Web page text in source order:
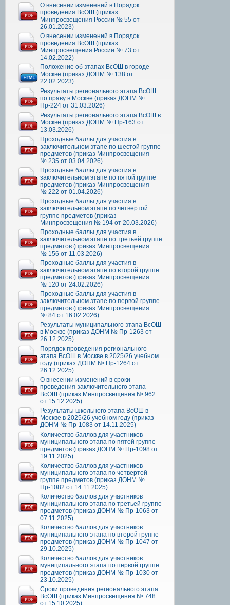
О внесении изменений в Порядок
проведения ВсОШ (приказ
Минпросвещения России № 55 от
26.01.2023)
О внесении изменений в Порядок
проведения ВсОШ (приказ
Минпросвещения России № 73 от
14.02.2022)
Положение об этапах ВсОШ в городе
Москве (приказ ДОНМ № 138 от
22.02.2023)
Результаты регионального этапа ВсОШ
по праву в Москве (приказ ДОНМ №
Пр-224 от 31.03.2026)
Результаты регионального этапа ВсОШ в
Москве (приказ ДОНМ № Пр-163 от
13.03.2026)
Проходные баллы для участия в
заключительном этапе по шестой группе
предметов (приказ Минпросвещения
№ 235 от 03.04.2026)
Проходные баллы для участия в
заключительном этапе по пятой группе
предметов (приказ Минпросвещения
№ 222 от 01.04.2026)
Проходные баллы для участия в
заключительном этапе по четвертой
группе предметов (приказ
Минпросвещения № 194 от 20.03.2026)
Проходные баллы для участия в
заключительном этапе по третьей группе
предметов (приказ Минпросвещения
№ 156 от 11.03.2026)
Проходные баллы для участия в
заключительном этапе по второй группе
предметов (приказ Минпросвещения
№ 120 от 24.02.2026)
Проходные баллы для участия в
заключительном этапе по первой группе
предметов (приказ Минпросвещения
№ 84 от 16.02.2026)
Результаты муниципального этапа ВсОШ
в Москве (приказ ДОНМ № Пр-1263 от
26.12.2025)
Порядок проведения регионального
этапа ВсОШ в Москве в 2025/26 учебном
году (приказ ДОНМ № Пр-1264 от
26.12.2025)
О внесении изменений в сроки
проведения заключительного этапа
ВсОШ (приказ Минпросвещения № 962
от 15.12.2025)
Результаты школьного этапа ВсОШ в
Москве в 2025/26 учебном году (приказ
ДОНМ № Пр-1083 от 14.11.2025)
Количество баллов для участников
муниципального этапа по пятой группе
предметов (приказ ДОНМ № Пр-1098 от
19.11.2025)
Количество баллов для участников
муниципального этапа по четвертой
группе предметов (приказ ДОНМ №
Пр-1082 от 14.11.2025)
Количество баллов для участников
муниципального этапа по третьей группе
предметов (приказ ДОНМ № Пр-1063 от
07.11.2025)
Количество баллов для участников
муниципального этапа по второй группе
предметов (приказ ДОНМ № Пр-1047 от
29.10.2025)
Количество баллов для участников
муниципального этапа по первой группе
предметов (приказ ДОНМ № Пр-1030 от
23.10.2025)
Сроки проведения регионального этапа
ВсОШ (приказ Минпросвещения № 748
от 15.10.2025)